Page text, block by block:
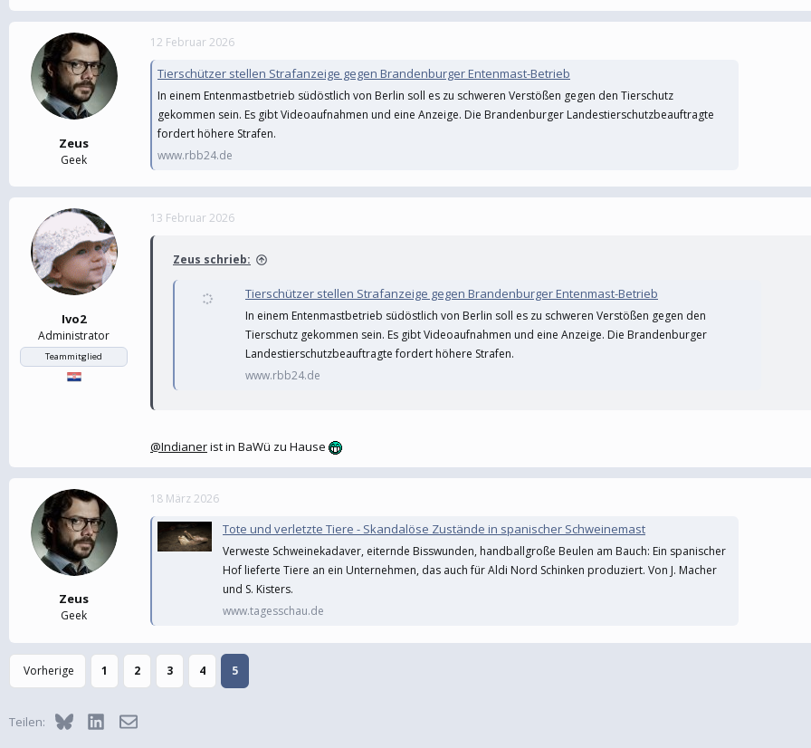
Zeus
Geek
12 Februar 2026
Tierschützer stellen Strafanzeige gegen Brandenburger Entenmast-Betrieb
In einem Entenmastbetrieb südöstlich von Berlin soll es zu schweren Verstößen gegen den Tierschutz
gekommen sein. Es gibt Videoaufnahmen und eine Anzeige. Die Brandenburger Landestierschutzbeauftragte
fordert höhere Strafen.
www.rbb24.de
Ivo2
Administrator
Teammitglied
13 Februar 2026
Zeus schrieb:
Tierschützer stellen Strafanzeige gegen Brandenburger Entenmast-Betrieb
In einem Entenmastbetrieb südöstlich von Berlin soll es zu schweren Verstößen gegen den
Tierschutz gekommen sein. Es gibt Videoaufnahmen und eine Anzeige. Die Brandenburger
Landestierschutzbeauftragte fordert höhere Strafen.
www.rbb24.de
@Indianerist in BaWü zu Hause
Zeus
Geek
18 März 2026
Tote und verletzte Tiere - Skandalöse Zustände in spanischer Schweinemast
Verweste Schweinekadaver, eiternde Bisswunden, handballgroße Beulen am Bauch: Ein spanischer
Hof lieferte Tiere an ein Unternehmen, das auch für Aldi Nord Schinken produziert. Von J. Macher
und S. Kisters.
www.tagesschau.de
Vorherige 1 2 3 4 5
Teilen: Bluesky LinkedInE-Mail